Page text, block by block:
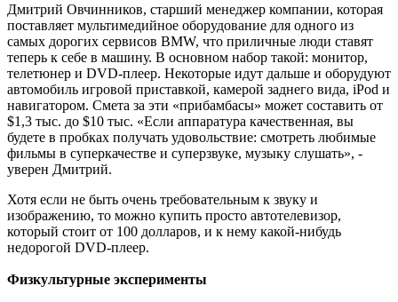
Дмитрий Овчинников, старший менеджер компании, которая
поставляет мультимедийное оборудование для одного из
самых дорогих сервисов BMW, что приличные люди ставят
теперь к себе в машину. В основном набор такой: монитор,
телетюнер и DVD-плеер. Некоторые идут дальше и оборудуют
автомобиль игровой приставкой, камерой заднего вида, iPod и
навигатором. Смета за эти «прибамбасы» может составить от
$1,3 тыс. до $10 тыс. «Если аппаратура качественная, вы
будете в пробках получать удовольствие: смотреть любимые
фильмы в суперкачестве и суперзвуке, музыку слушать», -
уверен Дмитрий.
Хотя если не быть очень требовательным к звуку и
изображению, то можно купить просто автотелевизор,
который стоит от 100 долларов, и к нему какой-нибудь
недорогой DVD-плеер.
Физкультурные эксперименты